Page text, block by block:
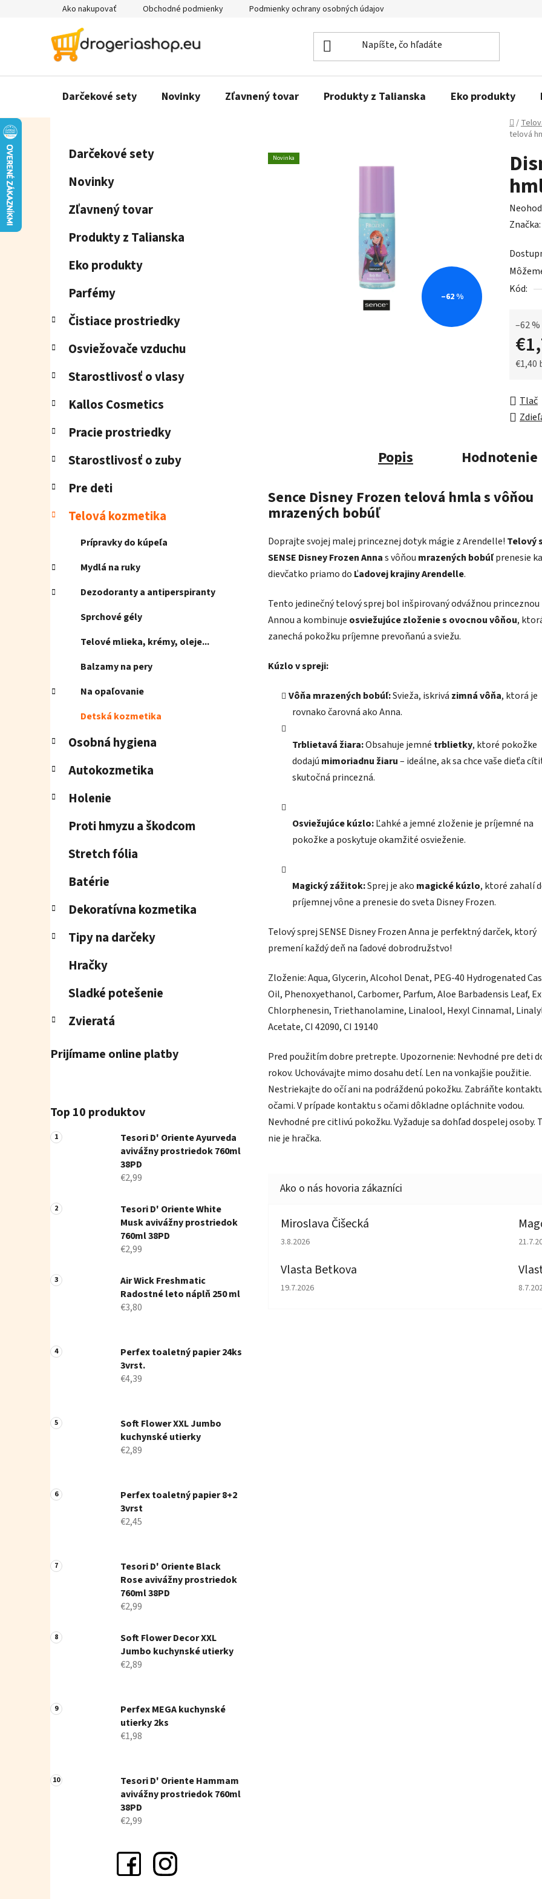
Ako nakupovať Obchodné podmienky Podmienky ochrany osobných údajov
Darčekové sety Novinky Zľavnený tovar Produkty z Talianska Eko produkty
Domov
/
telová
Preskočiť
kategórie
Darčekové sety
Novinky
Zľavnený tovar
Produkty z Talianska
Eko produkty
Parfémy
Čistiace prostriedky
Osviežovače vzduchu
Starostlivosť o vlasy
Kallos Cosmetics
Pracie prostriedky
Starostlivosť o zuby
Pre deti
Telová kozmetika
Prípravky do kúpeľa
Mydlá na ruky
Dezodoranty a antiperspiranty
Sprchové gély
Telové mlieka, krémy, oleje...
Balzamy na pery
Na opaľovanie
Detská kozmetika
Osobná hygiena
Autokozmetika
Holenie
Proti hmyzu a škodcom
Stretch fólia
Batérie
Dekoratívna kozmetika
Tipy na darčeky
Hračky
Sladké potešenie
Zvieratá
Prijímame online platby
Top 10 produktov
Tesori D' Oriente Ayurveda
avivážny prostriedok 760ml
38PD
€2,99
Tesori D' Oriente White
Musk avivážny prostriedok
760ml 38PD
€2,99
Air Wick Freshmatic
Radostné leto náplň 250 ml
€3,80
Perfex toaletný papier 24ks
3vrst.
€4,39
Soft Flower XXL Jumbo
kuchynské utierky
€2,89
Perfex toaletný papier 8+2
3vrst
€2,45
Tesori D' Oriente Black
Rose avivážny prostriedok
760ml 38PD
€2,99
Soft Flower Decor XXL
Jumbo kuchynské utierky
€2,89
Perfex MEGA kuchynské
utierky 2ks
€1,98
Tesori D' Oriente Hammam
avivážny prostriedok 760ml
38PD
€2,99
je
0,0
z
Značka:
Kód:
–62 %
€1,40
Tlač
Novinka
–62 %
Popis Hodnotenie
Sence Disney Frozen telová hmla s vôňou
mrazených bobúľ
Doprajte svojej malej princeznej dotyk mágie z Arendelle! Telový
SENSE Disney Frozen Annas vôňou mrazených bobúľprenesie
dievčatko priamo do Ľadovej krajiny Arendelle.
Tento jedinečný telový sprej bol inšpirovaný odvážnou princeznou
Annou a kombinuje osviežujúce zloženie s ovocnou vôňou,
zanechá pokožku príjemne prevoňanú a sviežu.
Kúzlo v spreji:
Vôňa mrazených bobúľ:Svieža, iskrivá zimná vôňa, ktorá je
rovnako čarovná ako Anna.
Trblietavá žiara:Obsahuje jemné trblietky, ktoré pokožke
dodajú mimoriadnu žiaru– ideálne, ak sa chce vaše dieťa
skutočná princezná.
Osviežujúce kúzlo:Ľahké a jemné zloženie je príjemné na
pokožke a poskytuje okamžité osvieženie.
Magický zážitok:Sprej je ako magické kúzlo, ktoré zahalí
príjemnej vône a prenesie do sveta Disney Frozen.
Telový sprej SENSE Disney Frozen Anna je perfektný darček, ktorý
premení každý deň na ľadové dobrodružstvo!
Zloženie: Aqua, Glycerin, Alcohol Denat, PEG-40 Hydrogenated
Oil, Phenoxyethanol, Carbomer, Parfum, Aloe Barbadensis Leaf,
Chlorphenesin, Triethanolamine, Linalool, Hexyl Cinnamal,
Acetate, CI 42090, CI 19140
Pred použitím dobre pretrepte. Upozornenie: Nevhodné pre deti
rokov. Uchovávajte mimo dosahu detí. Len na vonkajšie použitie.
Nestriekajte do očí ani na podráždenú pokožku. Zabráňte
očami. V prípade kontaktu s očami dôkladne opláchnite vodou.
Nevhodné pre citlivú pokožku. Vyžaduje sa dohľad dospelej osoby.
nie je hračka.
Miroslava Čišecká
Hodnotenie obchodu je 1 z 5 hviezdičiek.
3.8.2026
Vlasta Betkova
Hodnotenie obchodu je 5 z 5 hviezdičiek.
19.7.2026